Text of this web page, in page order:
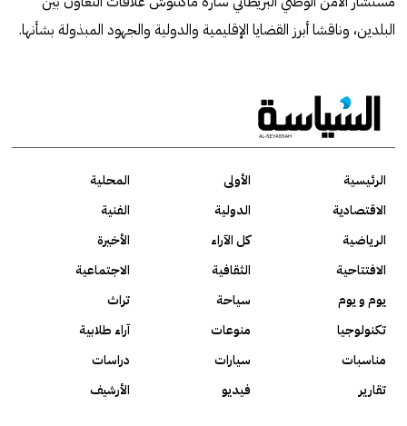
البلدين، وناقشا أبرز القضايا الإقليمية والدولية والجهود المبذولة بشأنها.
الرئيسية الأولى
المحلية
الاقتصادية
الدولية
الفنية
الرياضية
كل الآراء
الأخيرة
الافتتاحية
الثقافية
الاجتماعية
يوم و يوم
سياحة
تراث
تكنولوجيا
منوعات
آراء طلابية
مناسبات
سيارات
دراسات
تقارير
فيديو الأرشيف